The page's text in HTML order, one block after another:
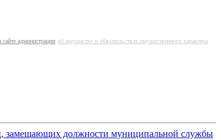
сайте администрации об имуществе и обязательствах имущественного характера
замещающих должности муниципальной службы